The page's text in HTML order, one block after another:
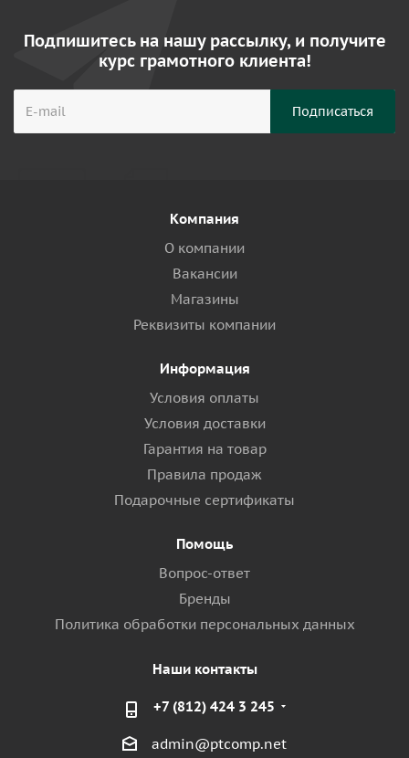
Подпишитесь на нашу рассылку, и получите
курс грамотного клиента!
Компания
О компании
Вакансии
Магазины
Реквизиты компании
Информация
Условия оплаты
Условия доставки
Гарантия на товар
Правила продаж
Подарочные сертификаты
Помощь
Вопрос-ответ
Бренды
Политика обработки персональных данных
Наши контакты
+7 (812) 424 3 245
admin@ptcomp.net